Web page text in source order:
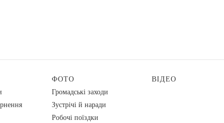
ФОТО
Громадські заходи
Зустрічі й наради
Робочі поїздки
ВІДЕО